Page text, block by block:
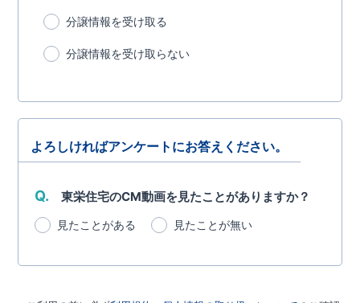
分譲情報を受け取る
分譲情報を受け取らない
よろしければアンケートにお答えください。
Q. 東栄住宅のCM動画を見たことがありますか？
見たことがある 見たことが無い